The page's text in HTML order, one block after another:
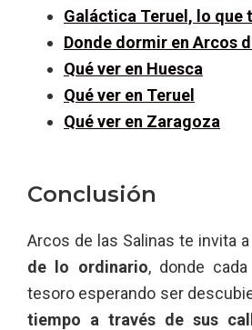
Galáctica Teruel, lo que
Donde dormir en Arcos
Qué ver en Huesca
Qué ver en Teruel
Qué ver en Zaragoza
Conclusión
Arcos de las Salinas te invita a
de lo ordinario, donde
tesoro esperando ser
tiempo a través de sus